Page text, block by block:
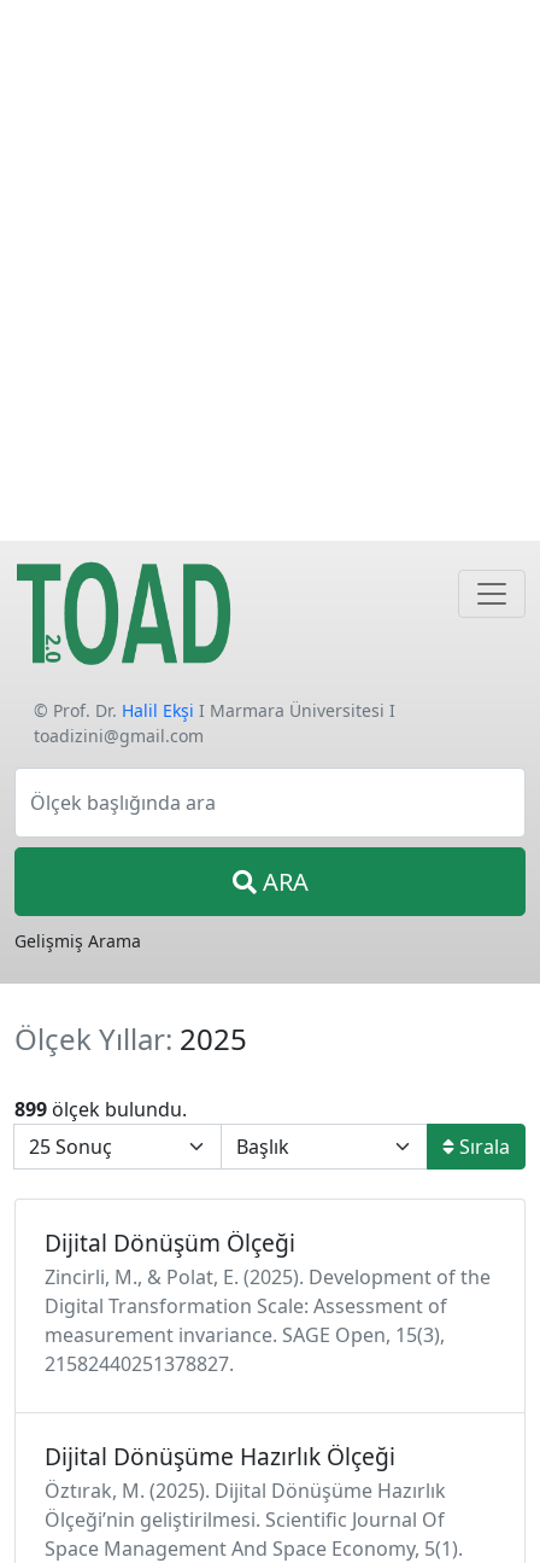
© Prof. Dr. Halil Ekşi I Marmara Üniversitesi I
toadizini@gmail.com
Ölçek başlığında ara
ARA
Gelişmiş Arama
Ölçek Yıllar: 2025
899 ölçek bulundu.
Sırala
Dijital Dönüşüm Ölçeği
Zincirli, M., & Polat, E. (2025). Development of the
Digital Transformation Scale: Assessment of
measurement invariance. SAGE Open, 15(3),
21582440251378827.
Dijital Dönüşüme Hazırlık Ölçeği
Öztırak, M. (2025). Dijital Dönüşüme Hazırlık
Ölçeği’nin geliştirilmesi. Scientific Journal Of
Space Management And Space Economy, 5(1).